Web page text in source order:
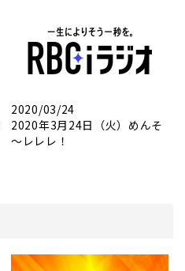
2020/03/24
2020年3月24日（火）めんそ
～レレレ！